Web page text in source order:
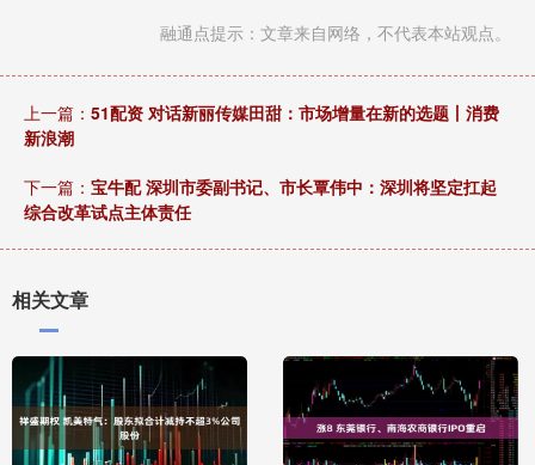
融通点提示：文章来自网络，不代表本站观点。
上一篇： 51配资 对话新丽传媒田甜：市场增量在新的选题丨消费
新浪潮
下一篇： 宝牛配 深圳市委副书记、市长覃伟中：深圳将坚定扛起
综合改革试点主体责任
相关文章